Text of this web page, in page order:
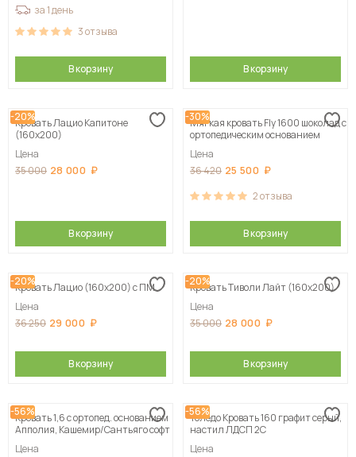
за 1 день
3отзыва
В корзину В корзину
-20%
Кровать Лацио Капитоне
(160х200)
Цена
35 000 28 000
В корзину
-30%
Мягкая кровать Fly 1600 шоколад с
ортопедическим основанием
Цена
36 420 25 500
2отзыва
В корзину
-20%
Кровать Лацио (160х200) с ПМ
Цена
36 250 29 000
В корзину
-20%
Кровать Тиволи Лайт (160х200)
Цена
35 000 28 000
В корзину
-56%
Кровать 1,6 с ортопед. основанием
Апполия, Кашемир/Сантьяго софт
Цена
-56%
Толедо Кровать 160 графит серый,
настил ЛДСП 2С
Цена